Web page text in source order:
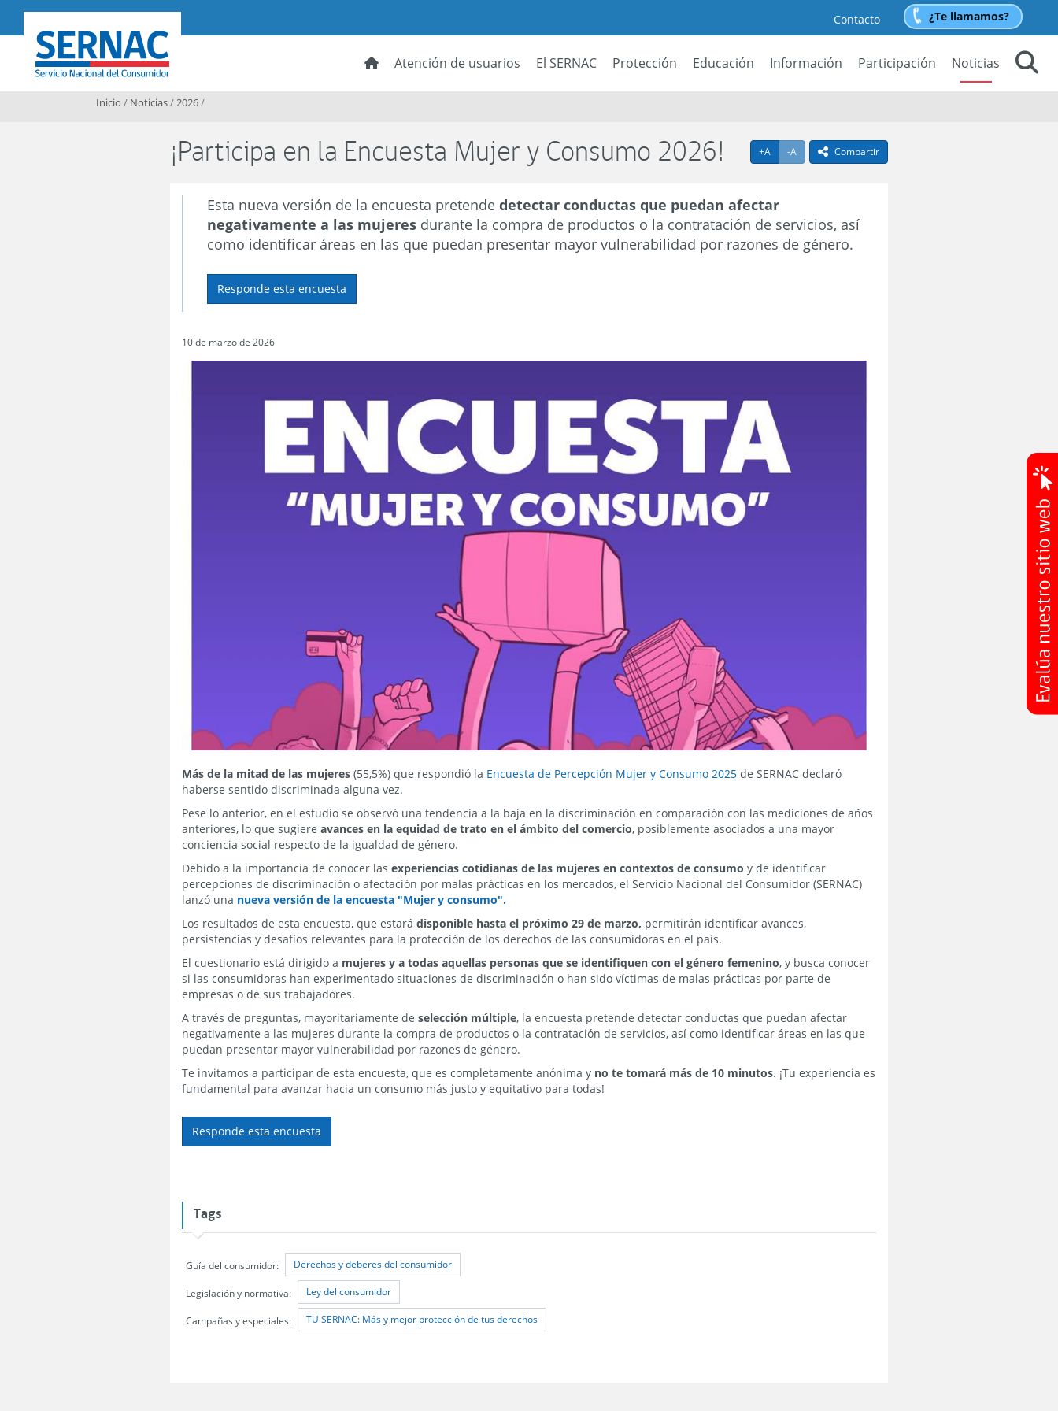
SERNAC
Contacto ¿Te llamamos?
Atención de usuarios El SERNAC Protección Educación Información Participación
Noticias
Inicio / Noticias/2026/
+A Agrandar texto
-A Achicar textoicono compartir
Compartir
¡Participa en la Encuesta Mujer y Consumo 2026!
Esta nueva versión de la encuesta pretendedetectar conductas que puedan afectar
negativamente a las mujeres durante la compra de productos o la contratación de servicios, así
como identificar áreas en las que puedan presentar mayor vulnerabilidad por razones de género.
Responde esta encuesta
10 de marzo de 2026
Más de la mitad de las mujeres (55,5%) que respondió la Encuesta de Percepción Mujer y Consumo 2025 de SERNAC declaró
haberse sentido discriminada alguna vez.
Pese lo anterior, en el estudio se observó una tendencia a la baja en la discriminación en comparación con las mediciones de años
anteriores, lo que sugiereavances en la equidad de trato en el ámbito del comercio, posiblemente asociados a una mayor
conciencia social respecto de la igualdad de género.
Debido a la importancia de conocer lasexperiencias cotidianas de las mujeres en contextos de consumo y de identificar
percepciones de discriminación o afectación por malas prácticas en los mercados, el Servicio Nacional del Consumidor (SERNAC)
lanzó una nueva versión de la encuesta "Mujer y consumo".
Los resultados de esta encuesta, que estarádisponible hasta el próximo 29 de marzo, permitirán identificar avances,
persistencias y desafíos relevantes para la protección de los derechos de las consumidoras en el país.
El cuestionario está dirigido a mujeres y a todas aquellas personas que se identifiquen con el género femenino, y busca conocer
si las consumidoras han experimentado situaciones de discriminación o han sido víctimas de malas prácticas por parte de
empresas o de sus trabajadores.
A través de preguntas, mayoritariamente deselección múltiple, la encuesta pretende detectar conductas que puedan afectar
negativamente a las mujeres durante la compra de productos o la contratación de servicios, así como identificar áreas en las que
puedan presentar mayor vulnerabilidad por razones de género.
Te invitamos a participar de esta encuesta, que es completamente anónima y no te tomará más de 10 minutos. ¡Tu experiencia es
fundamental para avanzar hacia un consumo más justo y equitativo para todas!
Responde esta encuesta
Tags
Guía del consumidor: Derechos y deberes del consumidor
Legislación y normativa: Ley del consumidor
Campañas y especiales: TU SERNAC: Más y mejor protección de tus derechos